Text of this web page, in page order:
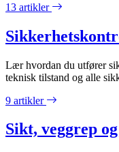
13 artikler
Lær hvordan du utfører
teknisk tilstand og alle
9 artikler
Sikt, veggrep